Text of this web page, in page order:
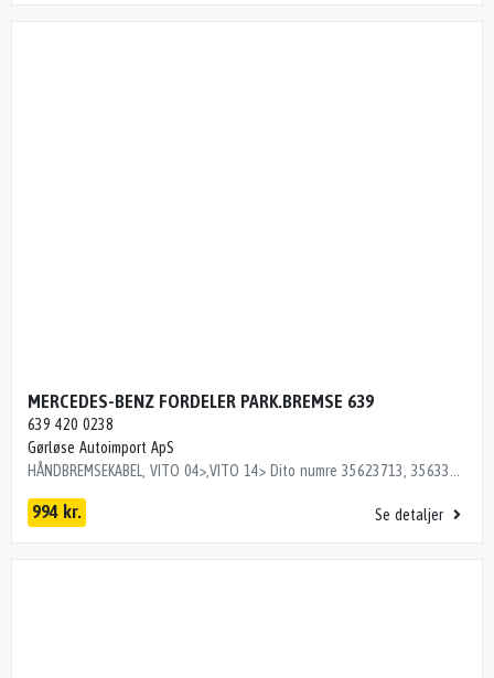
MERCEDES-BENZ FORDELER PARK.BREMSE 639
639 420 0238
Gørløse Autoimport ApS
994 kr. Se detaljer